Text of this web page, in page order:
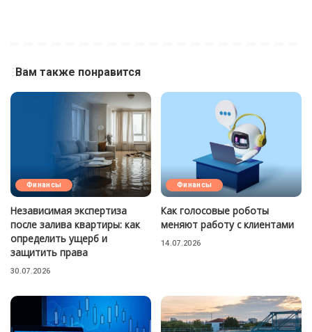
Вам также понравится
Финансы
Независимая экспертиза
после залива квартиры: как
определить ущерб и
защитить права
30.07.2026
Финансы
Как голосовые роботы
меняют работу с клиентами
14.07.2026